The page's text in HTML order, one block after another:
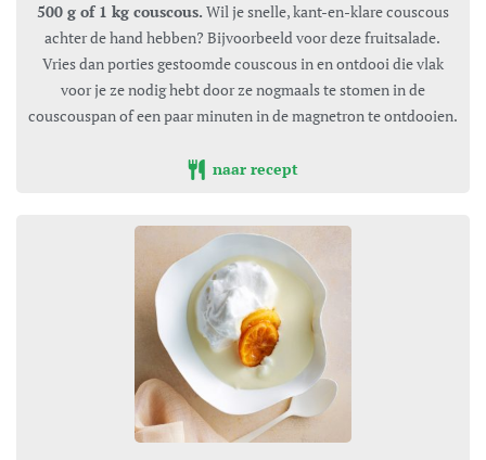
500 g of 1 kg couscous. Wil je snelle, kant-en-klare couscous
achter de hand hebben? Bijvoorbeeld voor deze fruitsalade.
Vries dan porties gestoomde couscous in en ontdooi die vlak
voor je ze nodig hebt door ze nogmaals te stomen in de
couscouspan of een paar minuten in de magnetron te ontdooien.
naar recept